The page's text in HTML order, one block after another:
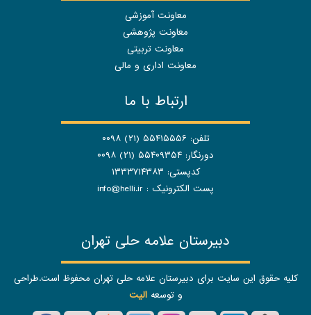
معاونت آموزشی
معاونت پژوهشی
معاونت تربیتی
معاونت اداری و مالی
ارتباط با ما
تلفن: ۵۵۴۱۵۵۵۶ (۲۱) ۰۰۹۸
دورنگار: ۵۵۴۰۹۳۵۴ (۲۱) ۰۰۹۸
کدپستی: ۱۳۳۳۷۱۴۳۸۳
پست الکترونیک : info@helli.ir
دبیرستان علامه حلی تهران
کلیه حقوق این سایت برای دبیرستان علامه حلی تهران محفوظ است.طراحی
و توسعهالیت